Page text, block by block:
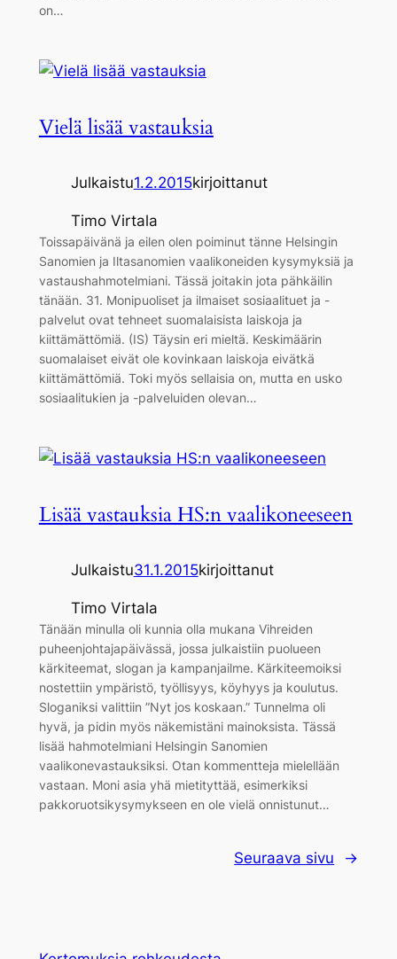
on…
Vielä lisää vastauksia
Julkaistu1.2.2015kirjoittanut
Timo Virtala
Toissapäivänä ja eilen olen poiminut tänne Helsingin
Sanomien ja Iltasanomien vaalikoneiden kysymyksiä ja
vastaushahmotelmiani. Tässä joitakin jota pähkäilin
tänään. 31. Monipuoliset ja ilmaiset sosiaalituet ja -
palvelut ovat tehneet suomalaisista laiskoja ja
kiittämättömiä. (IS) Täysin eri mieltä. Keskimäärin
suomalaiset eivät ole kovinkaan laiskoja eivätkä
kiittämättömiä. Toki myös sellaisia on, mutta en usko
sosiaalitukien ja -palveluiden olevan…
Lisää vastauksia HS:n vaalikoneeseen
Julkaistu31.1.2015kirjoittanut
Timo Virtala
Tänään minulla oli kunnia olla mukana Vihreiden
puheenjohtajapäivässä, jossa julkaistiin puolueen
kärkiteemat, slogan ja kampanjailme. Kärkiteemoiksi
nostettiin ympäristö, työllisyys, köyhyys ja koulutus.
Sloganiksi valittiin ”Nyt jos koskaan.” Tunnelma oli
hyvä, ja pidin myös näkemistäni mainoksista. Tässä
lisää hahmotelmiani Helsingin Sanomien
vaalikonevastauksiksi. Otan kommentteja mielellään
vastaan. Moni asia yhä mietityttää, esimerkiksi
pakkoruotsikysymykseen en ole vielä onnistunut…
Seuraava sivu →